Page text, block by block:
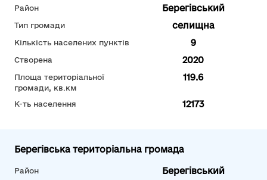
Район Берегівський
Тип громади селищна
Кількість населених пунктів 9
Створена 2020
Площа територіальної
громади, кв.км
119.6
К-ть населення 12173
Берегівська територіальна громада
Район Берегівський